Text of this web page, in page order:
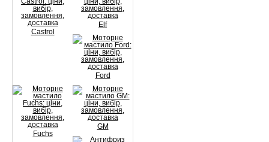
Castrol
Elf
Ford
Fuchs
GM